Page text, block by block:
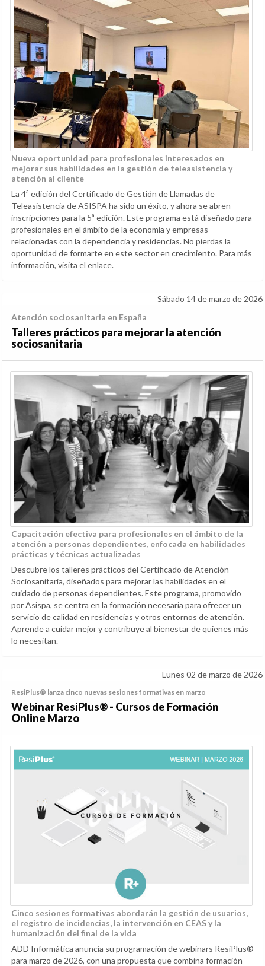
Nueva oportunidad para profesionales interesados en
mejorar sus habilidades en la gestión de teleasistencia y
atención al cliente
La 4ª edición del Certificado de Gestión de Llamadas de
Teleasistencia de ASISPA ha sido un éxito, y ahora se abren
inscripciones para la 5ª edición. Este programa está diseñado para
profesionales en el ámbito de la economía y empresas
relacionadas con la dependencia y residencias. No pierdas la
oportunidad de formarte en este sector en crecimiento. Para más
información, visita el enlace.
Sábado 14 de marzo de 2026
Atención sociosanitaria en España
Talleres prácticos para mejorar la atención
sociosanitaria
Capacitación efectiva para profesionales en el ámbito de la
atención a personas dependientes, enfocada en habilidades
prácticas y técnicas actualizadas
Descubre los talleres prácticos del Certificado de Atención
Sociosanitaria, diseñados para mejorar las habilidades en el
cuidado de personas dependientes. Este programa, promovido
por Asispa, se centra en la formación necesaria para ofrecer un
servicio de calidad en residencias y otros entornos de atención.
Aprende a cuidar mejor y contribuye al bienestar de quienes más
lo necesitan.
Lunes 02 de marzo de 2026
ResiPlus® lanza cinco nuevas sesiones formativas en marzo
Webinar ResiPlus® - Cursos de Formación
Online Marzo
Cinco sesiones formativas abordarán la gestión de usuarios,
el registro de incidencias, la intervención en CEAS y la
humanización del final de la vida
ADD Informática anuncia su programación de webinars ResiPlus®
para marzo de 2026, con una propuesta que combina formación